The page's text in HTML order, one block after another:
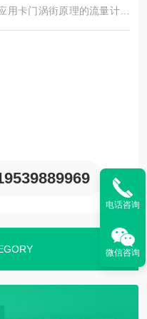
卡门涡街原理的流量计，
也可测量含有微小颗粒、杂
电话咨询
微信咨询